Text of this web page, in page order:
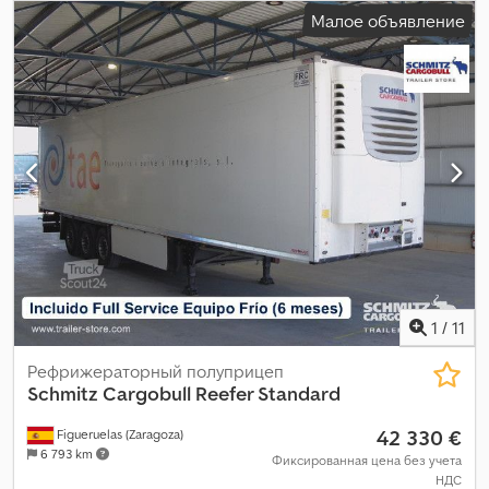
13 403 мм, ширина пространства для загрузки:2 490 мм,
высота грузового отсека:2 650 мм, объем грузового
пространства:88 м³, подвеска:воздух, размер шины:385/65
R22,5, колесная база:8 100 мм белый , Год выпуска:2019,
пробег:217 350 км
Малое объявление
1 / 11
Figueruelas (Zaragoza)
6 793 km
Рефрижераторный полуприцеп
Schmitz Cargobull Reefer Standard
42 330 €
Фиксированная цена без учета
НДС